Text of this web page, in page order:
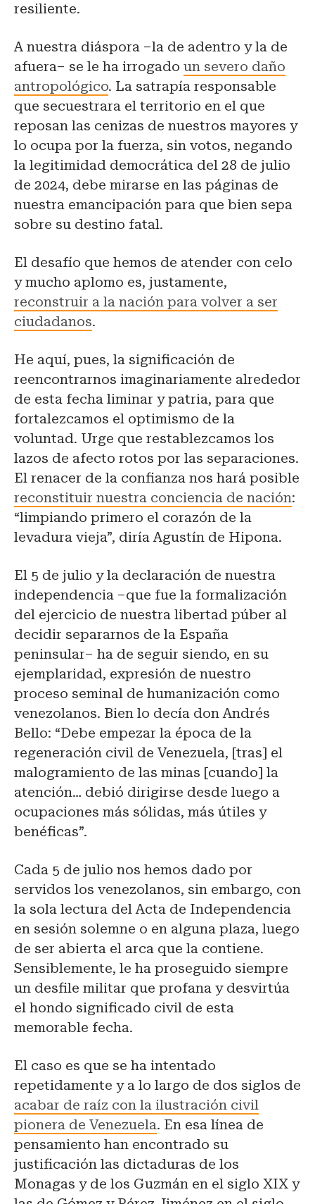
resiliente.
A nuestra diáspora –la de adentro y la de
afuera– se le ha irrogado un severo daño
antropológico. La satrapía responsable
que secuestrara el territorio en el que
reposan las cenizas de nuestros mayores y
lo ocupa por la fuerza, sin votos, negando
la legitimidad democrática del 28 de julio
de 2024, debe mirarse en las páginas de
nuestra emancipación para que bien sepa
sobre su destino fatal.
El desafío que hemos de atender con celo
y mucho aplomo es, justamente,
reconstruir a la nación para volver a ser
ciudadanos.
He aquí, pues, la significación de
reencontrarnos imaginariamente alrededor
de esta fecha liminar y patria, para que
fortalezcamos el optimismo de la
voluntad. Urge que restablezcamos los
lazos de afecto rotos por las separaciones.
El renacer de la confianza nos hará posible
reconstituir nuestra conciencia de nación:
“limpiando primero el corazón de la
levadura vieja”, diría Agustín de Hipona.
El 5 de julio y la declaración de nuestra
independencia –que fue la formalización
del ejercicio de nuestra libertad púber al
decidir separarnos de la España
peninsular– ha de seguir siendo, en su
ejemplaridad, expresión de nuestro
proceso seminal de humanización como
venezolanos. Bien lo decía don Andrés
Bello: “Debe empezar la época de la
regeneración civil de Venezuela, [tras] el
malogramiento de las minas [cuando] la
atención… debió dirigirse desde luego a
ocupaciones más sólidas, más útiles y
benéficas”.
Cada 5 de julio nos hemos dado por
servidos los venezolanos, sin embargo, con
la sola lectura del Acta de Independencia
en sesión solemne o en alguna plaza, luego
de ser abierta el arca que la contiene.
Sensiblemente, le ha proseguido siempre
un desfile militar que profana y desvirtúa
el hondo significado civil de esta
memorable fecha.
El caso es que se ha intentado
repetidamente y a lo largo de dos siglos de
acabar de raíz con la ilustración civil
pionera de Venezuela. En esa línea de
pensamiento han encontrado su
justificación las dictaduras de los
Monagas y de los Guzmán en el siglo XIX y